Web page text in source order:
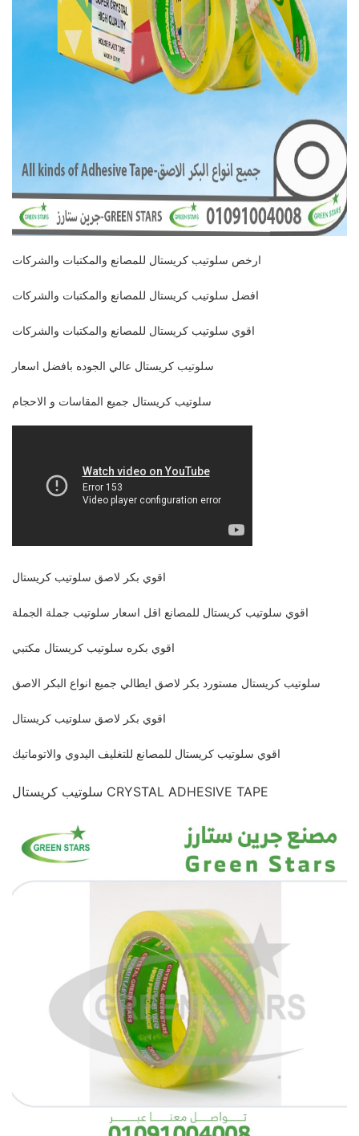
ارخص سلوتيب كريستال للمصانع والمكتبات والشركات
افضل سلوتيب كريستال للمصانع والمكتبات والشركات
اقوي سلوتيب كريستال للمصانع والمكتبات والشركات
سلوتيب كريستال عالي الجوده بافضل اسعار
سلوتيب كريستال جميع المقاسات و الاحجام
اقوي بكر لاصق سلوتيب كريستال
اقوي سلوتيب كريستال للمصانع اقل اسعار سلوتيب جملة الجملة
اقوي بكره سلوتيب كريستال مكتبي
سلوتيب كريستال مستورد بكر لاصق ايطالي جميع انواع البكر الاصق
اقوي بكر لاصق سلوتيب كريستال
اقوي سلوتيب كريستال للمصانع للتغليف اليدوي والاتوماتيك
سلوتيب كريستال CRYSTAL ADHESIVE TAPE